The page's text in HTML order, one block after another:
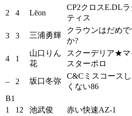
2 4 Lēon
CP2クロスE.DLラ
ティス
3 3 三浦勇輝
クラウンはだめで
か?
4 1
山口りん
花
スクーデリア★マ
スターポロ
– 2 坂口冬弥
C&Cミスコースし
くない86
B1
1
12 池武俊 赤い快速AZ-1